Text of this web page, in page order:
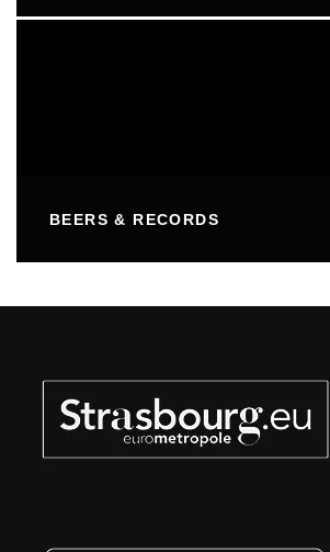
BEERS & RECORDS